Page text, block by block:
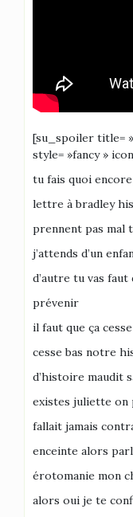
[su_spoiler title=
style= »fancy »
tu fais quoi
lettre à bradley
prennent pas mal
j’attends d’un
d’autre tu vas faut
prévenir
il faut que ça
cesse bas notre
d’histoire maudit
existes juliette on
fallait jamais
enceinte alors
érotomanie mon
alors oui je te